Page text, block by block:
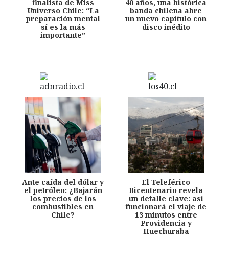
finalista de Miss
Universo Chile: “La
preparación mental
sí es la más
importante”
40 años, una histórica
banda chilena abre
un nuevo capítulo con
disco inédito
Ante caída del dólar y
el petróleo: ¿Bajarán
los precios de los
combustibles en
Chile?
El Teleférico
Bicentenario revela
un detalle clave: así
funcionará el viaje de
13 minutos entre
Providencia y
Huechuraba